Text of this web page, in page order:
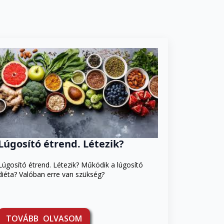
étrend. Létezik?
étrend. Létezik? Működik a lúgosító
Valóban erre van szükség?
TOVÁBB OLVASOM